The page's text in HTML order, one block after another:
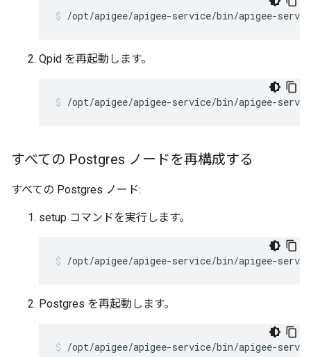
/opt/apigee/apigee-service/bin/apigee-
Qpid を再起動します。
/opt/apigee/apigee-service/bin/apigee-
すべての Postgres ノードを再構成する
すべての Postgres ノード:
setup コマンドを実行します。
/opt/apigee/apigee-service/bin/apigee-
Postgres を再起動します。
/opt/apigee/apigee-service/bin/apigee-